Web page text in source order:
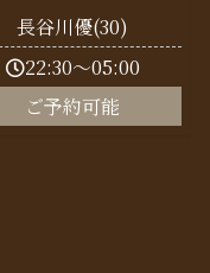
長谷川優(30)
22:30～05:00
ご予約可能